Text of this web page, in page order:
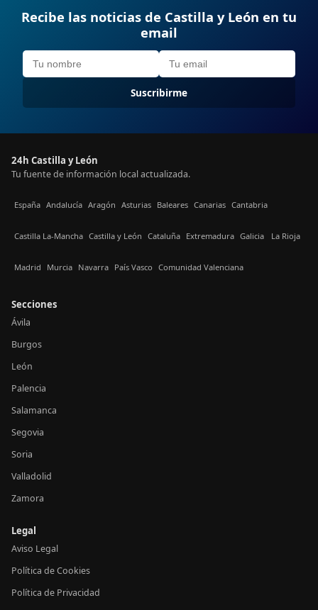
Recibe las noticias de Castilla y León en tu
email
Suscribirme
24h Castilla y León
Tu fuente de información local actualizada.
España Andalucía Aragón Asturias Baleares Canarias Cantabria
Castilla La-Mancha Castilla y León Cataluña Extremadura Galicia La Rioja
Madrid Murcia Navarra País Vasco Comunidad Valenciana
Secciones
Ávila
Burgos
León
Palencia
Salamanca
Segovia
Soria
Valladolid
Zamora
Legal
Aviso Legal
Política de Cookies
Política de Privacidad